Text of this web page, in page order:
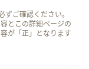
ご確認ください。
とこの詳細ページの
が「正」となります